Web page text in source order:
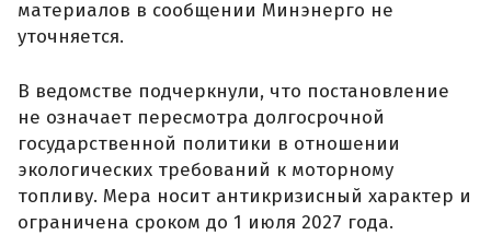
материалов в сообщении Минэнерго не
уточняется.
В ведомстве подчеркнули, что постановление
не означает пересмотра долгосрочной
государственной политики в отношении
экологических требований к моторному
топливу. Мера носит антикризисный характер и
ограничена сроком до 1 июля 2027 года.